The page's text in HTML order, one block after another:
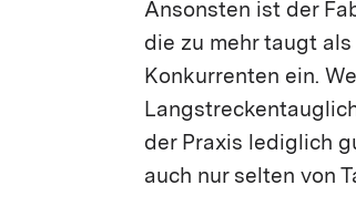
Ansonsten ist der
die zu mehr taugt
Konkurrenten ein.
der Praxis lediglich
auch nur selten von